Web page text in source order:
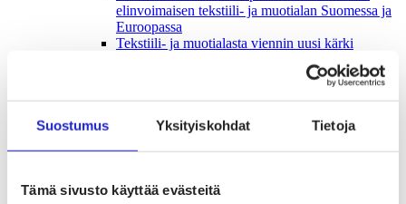
Suostumus Yksityiskohdat Tietoja
Tämä sivusto käyttää evästeitä
elinvoimaisen tekstiili- ja muotialan Suomessa ja
Euroopassa
Tekstiili- ja muotialasta viennin uusi kärki
Tekstiili- ja muotiala tarvitsee monipuolista
Tekstiiliala on tärkeä osa Suomen
Luodaan kannusteet kuluttajan vihreään
EU-vaikuttaminen